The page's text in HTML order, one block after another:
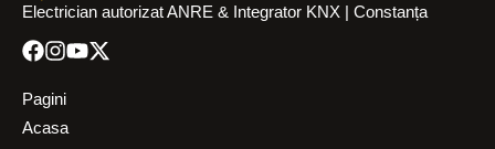
Electrician autorizat ANRE & Integrator KNX | Constanța
Pagini
Acasa